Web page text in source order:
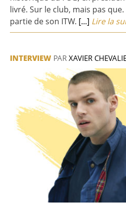
livré. Sur le club, mais pas
partie de son ITW. [...] Lire la
INTERVIEW PAR XAVIER